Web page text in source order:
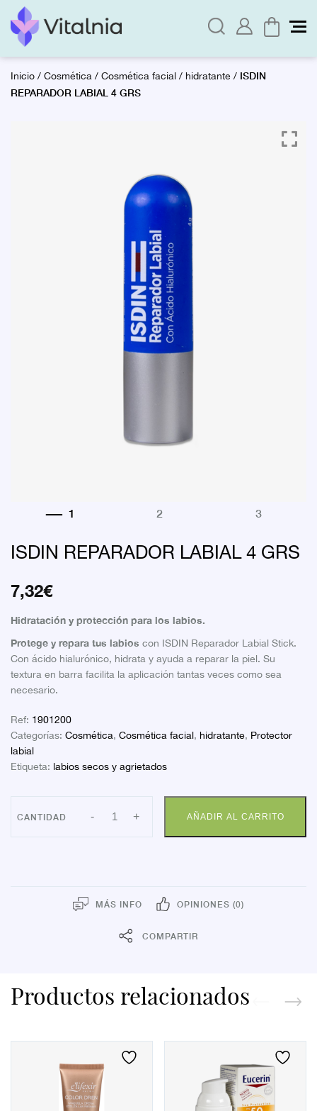
Inicio/Cosmética/Cosmética facial/hidratante/ ISDIN
REPARADOR LABIAL 4 GRS
ISDIN REPARADOR LABIAL 4 GRS
7,32€
Hidratación y protección para los labios.
Protege y repara tus labios con ISDIN Reparador Labial Stick.
Con ácido hialurónico, hidrata y ayuda a reparar la piel. Su
textura en barra facilita la aplicación tantas veces como sea
necesario.
Ref: 1901200
Categorías: Cosmética, Cosmética facial, hidratante, Protector
labial
Etiqueta: labios secos y agrietados
- ISDIN
REPARADOR
+ AÑADIR AL CARRITO
MÁS INFO OPINIONES (0)
COMPARTIR
Productos relacionados